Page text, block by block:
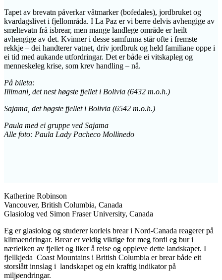
Tapet av brevatn påverkar våtmarker (bofedales), jordbruket og
kvardagslivet i fjellområda. I La Paz er vi berre delvis avhengige av
smeltevatn frå isbrear, men mange landlege område er heilt
avhengige av det. Kvinner i desse samfunna står ofte i fremste
rekkje – dei handterer vatnet, driv jordbruk og held familiane oppe i
ei tid med aukande utfordringar. Det er både ei vitskapleg og
menneskeleg krise, som krev handling – nå.
På bileta:
Illimani, det nest høgste fjellet i Bolivia (6432 m.o.h.)
Sajama, det høgste fjellet i Bolivia (6542 m.o.h.)
Paula med ei gruppe ved Sajama
Alle foto: Paula Lady Pacheco Mollinedo
Katherine Robinson
Vancouver, British Columbia, Canada
Glasiolog ved Simon Fraser University, Canada
Eg er glasiolog og studerer korleis brear i Nord-Canada reagerer på
klimaendringar. Brear er veldig viktige for meg fordi eg bur i
nærleiken av fjellet og liker å reise og oppleve dette landskapet. I
fjellkjeda Coast Mountains i British Columbia er brear både eit
storslått innslag i landskapet og ein kraftig indikator på
miljøendringar.